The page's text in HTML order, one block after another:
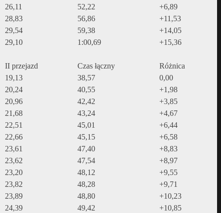
26,11
52,22
+6,89
28,83
56,86
+11,53
29,54
59,38
+14,05
29,10
1:00,69 +15,36
II przejazd Czas łączny
Różnica
19,13
38,57
0,00
20,24
40,55
+1,98
20,96
42,42
+3,85
21,68
43,24
+4,67
22,51
45,01
+6,44
22,66
45,15
+6,58
23,61
47,40
+8,83
23,62
47,54
+8,97
23,20
48,12
+9,55
23,82
48,28
+9,71
23,89
48,80
+10,23
24,39
49,42
+10,85